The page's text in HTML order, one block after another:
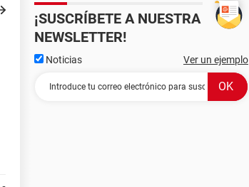
¡SUSCRÍBETE A NUESTRA
NEWSLETTER!
Noticias Ver un ejemplo